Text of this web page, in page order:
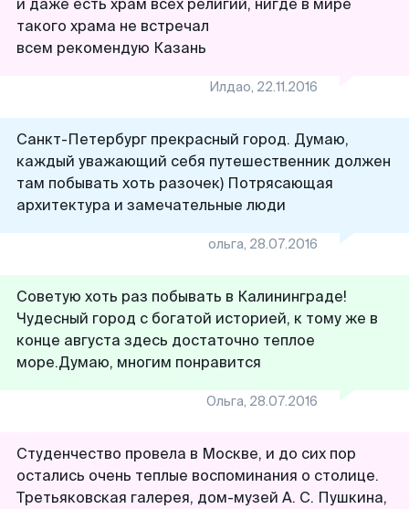
и даже есть храм всех религий, нигде в мире
такого храма не встречал
всем рекомендую Казань
Илдао, 22.11.2016
Санкт-Петербург прекрасный город. Думаю,
каждый уважающий себя путешественник должен
там побывать хоть разочек) Потрясающая
архитектура и замечательные люди
ольга, 28.07.2016
Советую хоть раз побывать в Калининграде!
Чудесный город с богатой историей, к тому же в
конце августа здесь достаточно теплое
море.Думаю, многим понравится
Ольга, 28.07.2016
Студенчество провела в Москве, и до сих пор
остались очень теплые воспоминания о столице.
Третьяковская галерея, дом-музей А. С. Пушкина,